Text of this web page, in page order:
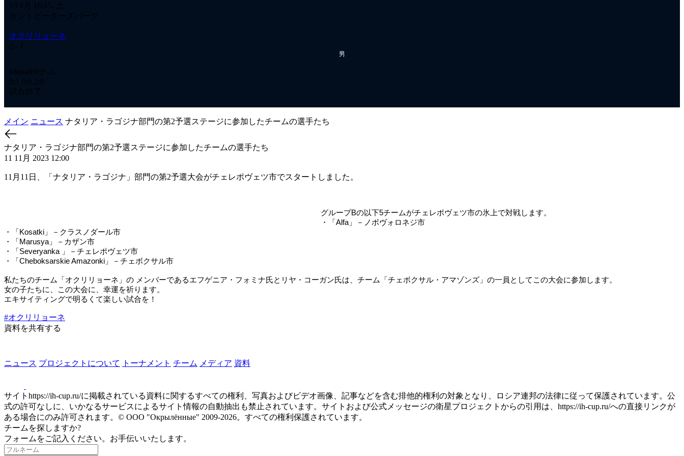
19 4月 16:15, 土
セントピーターズバーグ
オクリリョーネ
2 - 1
男
Monolithチ-ム
0:1 0:0 2:0
試合終了
メイン ニュース ナタリア・ラゴジナ部門の第2予選ステージに参加したチームの選手たち
ナタリア・ラゴジナ部門の第2予選ステージに参加したチームの選手たち
11 11月 2023 12:00
11月11日、「ナタリア・ラゴジナ」部門の第2予選大会がチェレポヴェツ市でスタートしました。
グループBの以下5チームがチェレポヴェツ市の氷上で対戦します。
・「Alfa」－ノボヴォロネジ市
・「Kosatki」－クラスノダール市
・「Marusya」－カザン市
・「Severyanka 」－チェレポヴェツ市
・「Cheboksarskie Amazonki」－チェボクサル市
私たちのチーム「オクリリョーネ」の メンバーであるエフゲニア・フォミナ氏とリヤ・コーガン氏は、チーム「チェボクサル・アマゾンズ」の一員としてこの大会に参加します。
女の子たちに、この大会に、幸運を祈ります。
エキサイティングで明るくて楽しい試合を！
#オクリリョーネ
資料を共有する
ニュース プロジェクトについて トーナメント チーム メディア 資料
サイトhttps://ih-cup.ru/に掲載されている資料に関するすべての権利、写真およびビデオ画像、記事などを含む排他的権利の対象となり、ロシア連邦の法律に従って保護されています。公
式の許可なしに、いかなるサービスによるサイト情報の自動抽出も禁止されています。サイトおよび公式メッセージの衛星プロジェクトからの引用は、https://ih-cup.ru/への直接リンクが
ある場合にのみ許可されます。© ООО "Окрылённые" 2009-2026。すべての権利保護されています。
チームを探しますか?
フォームをご記入ください。お手伝いいたします。